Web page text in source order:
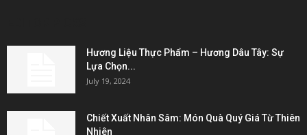
Hương Liệu Thực Phẩm – Hương Dâu Tây: Sự
Lựa Chọn...
July 19, 2024
Chiết Xuất Nhân Sâm: Món Quà Quý Giá Từ Thiên
Nhiên